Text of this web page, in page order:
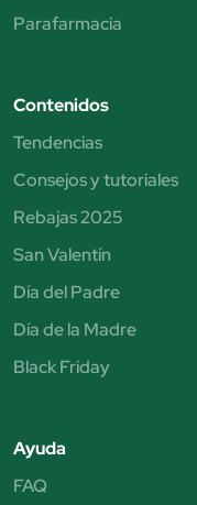
Parafarmacia
Contenidos
Tendencias
Consejos y tutoriales
Rebajas 2025
San Valentín
Día del Padre
Día de la Madre
Black Friday
Ayuda
FAQ